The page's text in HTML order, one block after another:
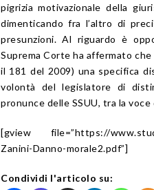
pigrizia motivazionale della
dimenticando fra l’altro di
presunzioni. Al riguardo è
Suprema Corte ha affermato
il 181 del 2009) una specifica
volontà del legislatore di
pronunce delle SSUU, tra la
[gview file=”https://
Zanini-Danno-morale2.pdf”]
Condividi l'articolo su: